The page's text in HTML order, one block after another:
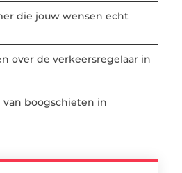
die jouw wensen echt
over de verkeersregelaar in
boogschieten in